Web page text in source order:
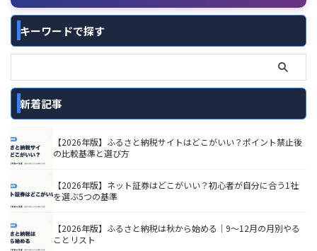
キーワードで探す
新着記事
【2026年版】ふるさと納税サイトはどこがいい？ポイント禁止後
の比較基準と選び方
【2026年版】ネット証券はどこがいい？初心者が自分に合う1社
を選ぶ5つの基準
【2026年版】ふるさと納税は秋から始める｜9〜12月の月別やる
ことリスト